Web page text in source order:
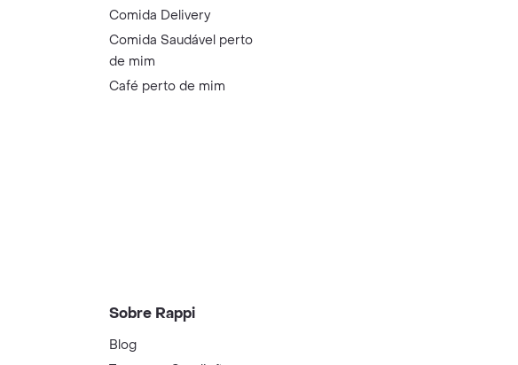
Comida Delivery
Comida Saudável perto
de mim
Café perto de mim
Sobre Rappi
Blog